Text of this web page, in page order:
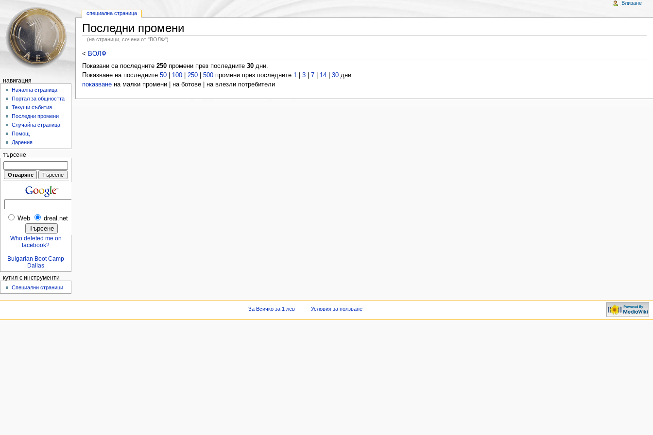
Последни промени
(на страници, сочени от "ВОЛФ")
< ВОЛФ
Показани са последните 250промени през последните 30дни.
Показване на последните 50| 100| 250| 500промени през последните 1| 3| 7| 14| 30дни
показванена малки промени | на ботове | на влезли потребители
специална страница
Влизане
навигация
Начална страница
Портал за общността
Текущи събития
Последни промени
Случайна страница
Помощ
Дарения
търсене
Web dreal.net
Who deleted me on
facebook?
Bulgarian Boot Camp
Dallas
кутия с инструменти
Специални страници
За Всичко за 1 лев Условия за ползване